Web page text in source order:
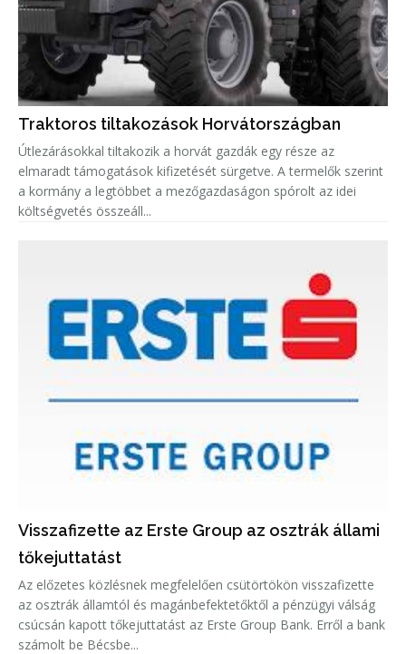
Traktoros tiltakozások Horvátországban
Útlezárásokkal tiltakozik a horvát gazdák egy része az
elmaradt támogatások kifizetését sürgetve. A termelők szerint
a kormány a legtöbbet a mezőgazdaságon spórolt az idei
költségvetés összeáll...
Visszafizette az Erste Group az osztrák állami
tőkejuttatást
Az előzetes közlésnek megfelelően csütörtökön visszafizette
az osztrák államtól és magánbefektetőktől a pénzügyi válság
csúcsán kapott tőkejuttatást az Erste Group Bank. Erről a bank
számolt be Bécsbe...